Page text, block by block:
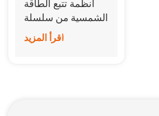
한국어
بالعربية
أنظمة تتبع الطاقة
الشمسية من سلسلة
Horizon D
اقرأ المزيد